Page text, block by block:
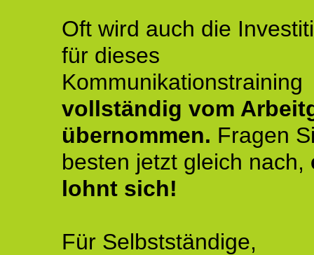
Oft wird auch die
für dieses
Kommunikationstraining
vollständig vom
übernommen. Fragen
besten jetzt gleich nach,
lohnt sich!
Für Selbstständige,